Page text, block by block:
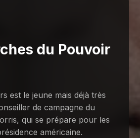
du Pouvoir
est le jeune mais déjà très
de campagne du
qui se prépare pour les
américaine.